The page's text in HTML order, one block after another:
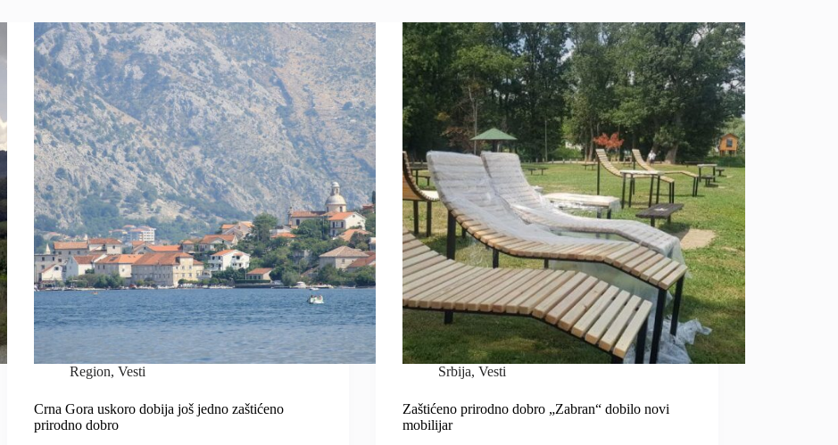
Region,Vesti
Crna Gora uskoro dobija još jedno zaštićeno
prirodno dobro
Srbija,Vesti
Zaštićeno prirodno dobro „Zabran“ dobilo novi
mobilijar